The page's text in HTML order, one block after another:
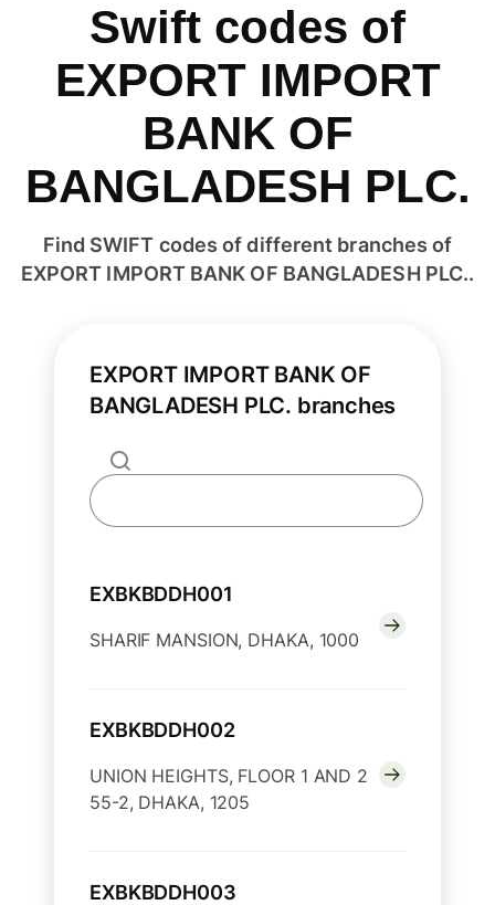
Swift codes of
EXPORT IMPORT
BANK OF
BANGLADESH PLC.
Find SWIFT codes of different branches of
EXPORT IMPORT BANK OF BANGLADESH PLC..
EXPORT IMPORT BANK OF
BANGLADESH PLC. branches
EXBKBDDH001
SHARIF MANSION, DHAKA, 1000
EXBKBDDH002
UNION HEIGHTS, FLOOR 1 AND 2
55-2, DHAKA, 1205
EXBKBDDH003